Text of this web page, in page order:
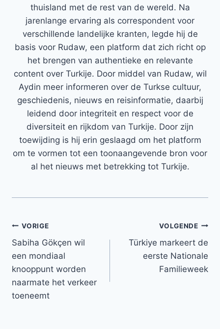
thuisland met de rest van de wereld. Na
jarenlange ervaring als correspondent voor
verschillende landelijke kranten, legde hij de
basis voor Rudaw, een platform dat zich richt op
het brengen van authentieke en relevante
content over Turkije. Door middel van Rudaw, wil
Aydin meer informeren over de Turkse cultuur,
geschiedenis, nieuws en reisinformatie, daarbij
leidend door integriteit en respect voor de
diversiteit en rijkdom van Turkije. Door zijn
toewijding is hij erin geslaagd om het platform
om te vormen tot een toonaangevende bron voor
al het nieuws met betrekking tot Turkije.
Bericht
navigatie
VORIGE
Sabiha Gökçen wil
een mondiaal
knooppunt worden
naarmate het verkeer
toeneemt
VOLGENDE
Türkiye markeert de
eerste Nationale
Familieweek